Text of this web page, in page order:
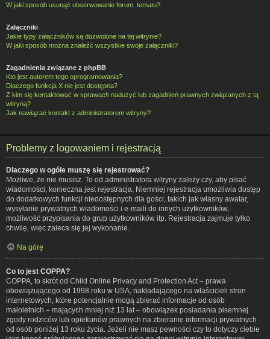
W jaki sposób usunąć obserwowanie forum, tematu?
Załączniki
Jakie typy załączników są dozwolone na tej witrynie?
W jaki sposób można znaleźć wszystkie swoje załączniki?
Zagadnienia związane z phpBB
Kto jest autorem tego oprogramowania?
Dlaczego funkcja X nie jest dostępna?
Z kim się kontaktować w sprawach nadużyć lub zagadnień prawnych związanych z tą
witryną?
Jak nawiązać kontakt z administratorem witryny?
Problemy z logowaniem i rejestracją
Dlaczego w ogóle muszę się rejestrować?
Możliwe, że nie musisz. To od administratora witryny zależy czy, aby pisać
wiadomości, konieczna jest rejestracja. Niemniej rejestracja umożliwia dostęp
do dodatkowych funkcji niedostępnych dla gości, takich jak własny awatar,
wysyłanie prywatnych wiadomości i e-maili do innych użytkowników,
możliwość przypisania do grup użytkowników itp. Rejestracja zajmuje tylko
chwilę, więc zaleca się jej wykonanie.
Na górę
Co to jest COPPA?
COPPA, to skrót od Child Online Privacy and Protection Act – prawa
obowiązującego od 1998 roku w USA, nakładającego na właścicieli stron
internetowych, które potencjalnie mogą zbierać informacje od osób
małoletnich – mających mniej niż 13 lat – obowiązek posiadania pisemnej
zgody rodziców lub opiekunów prawnych na zbieranie informacji prywatnych
od osób poniżej 13 roku życia. Jeżeli nie masz pewności czy to dotyczy ciebie